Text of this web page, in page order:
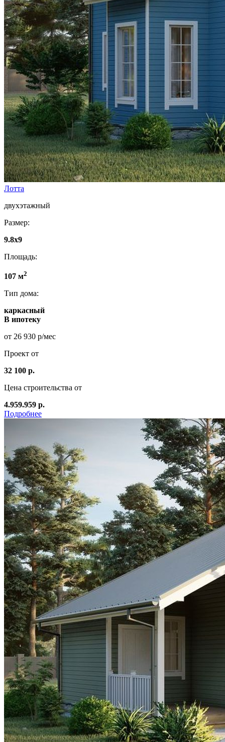
Лотта
двухэтажный
Размер:
9.8х9
Площадь:
107 м2
Тип дома:
каркасный
В ипотеку
от 26 930 р/мес
Проект от
32 100 р.
Цена строительства от
4.959.959 р.
Подробнее